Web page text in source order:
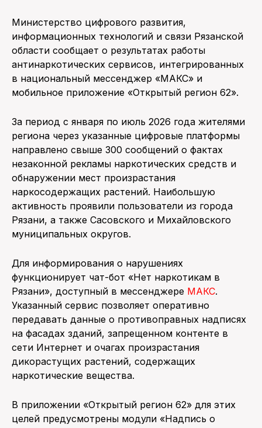
Министерство цифрового развития,
информационных технологий и связи Рязанской
области сообщает о результатах работы
антинаркотических сервисов, интегрированных
в национальный мессенджер «МАКС» и
мобильное приложение «Открытый регион 62».
За период с января по июль 2026 года жителями
региона через указанные цифровые платформы
направлено свыше 300 сообщений о фактах
незаконной рекламы наркотических средств и
обнаружении мест произрастания
наркосодержащих растений. Наибольшую
активность проявили пользователи из города
Рязани, а также Сасовского и Михайловского
муниципальных округов.
Для информирования о нарушениях
функционирует чат-бот «Нет наркотикам в
Рязани», доступный в мессенджере МАКС.
Указанный сервис позволяет оперативно
передавать данные о противоправных надписях
на фасадах зданий, запрещенном контенте в
сети Интернет и очагах произрастания
дикорастущих растений, содержащих
наркотические вещества.
В приложении «Открытый регион 62» для этих
целей предусмотрены модули «Надпись о